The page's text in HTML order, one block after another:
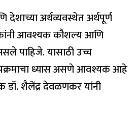
देशाच्या अर्थव्यवस्थेत अर्थपूर्ण
आवश्यक कौशल्य आणि
पाहिजे. यासाठी उच्च
ध्यास असणे आवश्यक आहे
शैलेंद्र देवळणकर यांनी